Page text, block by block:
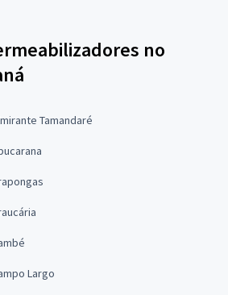
no
Tamandaré
Largo